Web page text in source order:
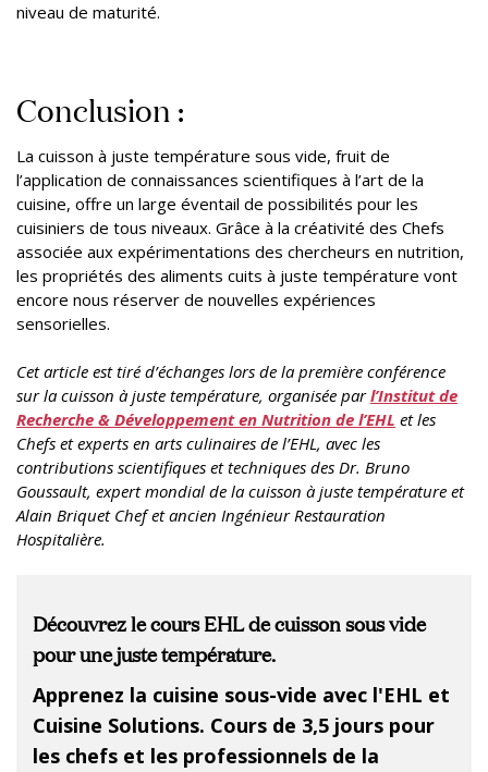
niveau de maturité.
Conclusion :
La cuisson à juste température sous vide, fruit de
l’application de connaissances scientifiques à l’art de la
cuisine, offre un large éventail de possibilités pour les
cuisiniers de tous niveaux. Grâce à la créativité des Chefs
associée aux expérimentations des chercheurs en nutrition,
les propriétés des aliments cuits à juste température vont
encore nous réserver de nouvelles expériences
sensorielles.
Cet article est tiré d’échanges lors de la première conférence
sur la cuisson à juste température, organisée parl’Institut de
Recherche & Développement en Nutrition de l’EHL et les
Chefs et experts en arts culinaires de l’EHL, avec les
contributions scientifiques et techniques des Dr. Bruno
Goussault, expert mondial de la cuisson à juste température et
Alain Briquet Chef et ancien Ingénieur Restauration
Hospitalière.
Découvrez le cours EHL de cuisson sous vide
pour une juste température.
Apprenez la cuisine sous-vide avec l'EHL et
Cuisine Solutions. Cours de 3,5 jours pour
les chefs et les professionnels de la